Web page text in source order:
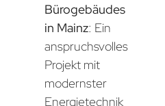
Bürogebäudes
in Mainz: Ein
anspruchsvolles
Projekt mit
modernster
Energietechnik